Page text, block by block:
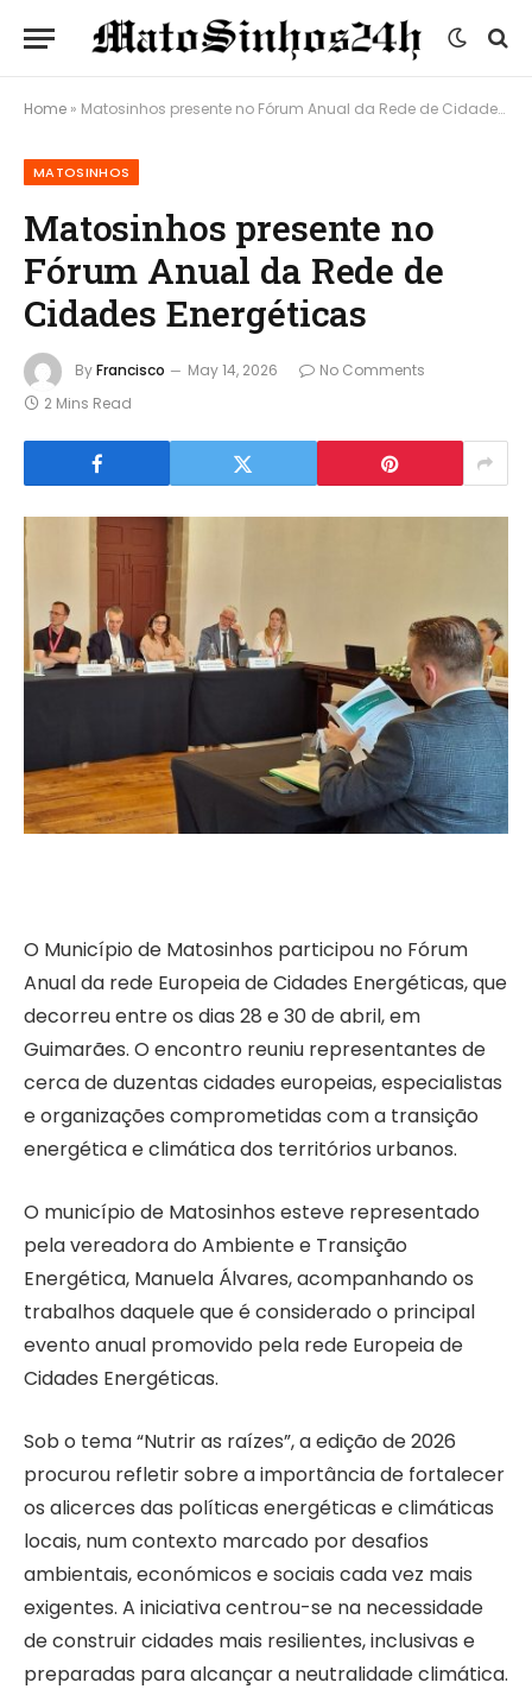
Home » Matosinhos presente no Fórum Anual da Rede de Cidades Energéticas
MATOSINHOS
Matosinhos presente no
Fórum Anual da Rede de
Cidades Energéticas
ByFrancisco May 14, 2026
No Comments
2 Mins Read
O Município de Matosinhos participou no Fórum
Anual da rede Europeia de Cidades Energéticas, que
decorreu entre os dias 28 e 30 de abril, em
Guimarães. O encontro reuniu representantes de
cerca de duzentas cidades europeias, especialistas
e organizações comprometidas com a transição
energética e climática dos territórios urbanos.
O município de Matosinhos esteve representado
pela vereadora do Ambiente e Transição
Energética, Manuela Álvares, acompanhando os
trabalhos daquele que é considerado o principal
evento anual promovido pela rede Europeia de
Cidades Energéticas.
Sob o tema “Nutrir as raízes”, a edição de 2026
procurou refletir sobre a importância de fortalecer
os alicerces das políticas energéticas e climáticas
locais, num contexto marcado por desafios
ambientais, económicos e sociais cada vez mais
exigentes. A iniciativa centrou-se na necessidade
de construir cidades mais resilientes, inclusivas e
preparadas para alcançar a neutralidade climática.